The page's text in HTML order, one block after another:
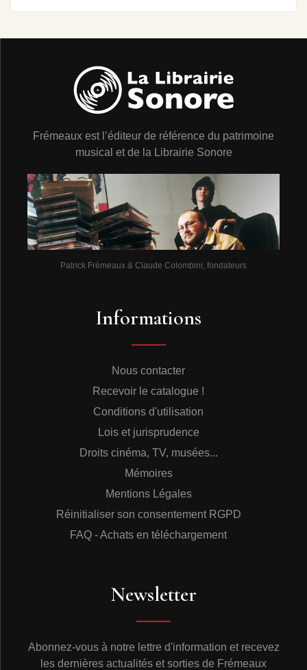
Frémeaux est l’éditeur de référence du patrimoine
musical et de la Librairie Sonore
Patrick Frémeaux & Claude Colombini, fondateurs
Informations
Nous contacter
Recevoir le catalogue !
Conditions d'utilisation
Lois et jurisprudence
Droits cinéma, TV, musées...
Mémoires
Mentions Légales
Réinitialiser son consentement RGPD
FAQ - Achats en téléchargement
Newsletter
Abonnez-vous à notre lettre d'information et recevez
les dernières actualités et sorties de Frémeaux